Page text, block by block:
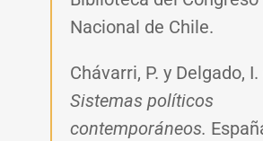
Nacional de Chile.
Chávarri, P. y Delgado,
Sistemas políticos
contemporáneos.